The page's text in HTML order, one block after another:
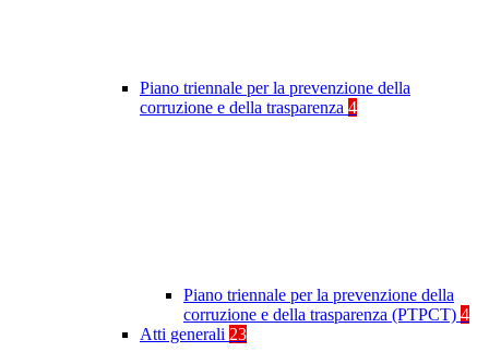
Piano triennale per la prevenzione della
corruzione e della trasparenza 4
Piano triennale per la prevenzione della
corruzione e della trasparenza (PTPCT) 4
Atti generali 23